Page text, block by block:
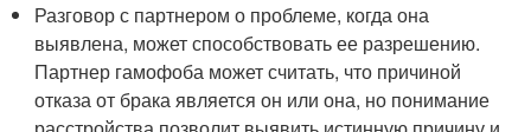
Разговор с партнером о проблеме, когда она
выявлена, может способствовать ее разрешению.
Партнер гамофоба может считать, что причиной
отказа от брака является он или она, но понимание